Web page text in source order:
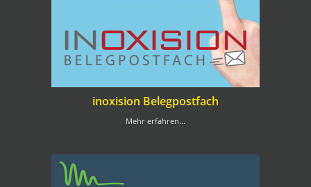
inoxision Belegpostfach
Mehr erfahren...